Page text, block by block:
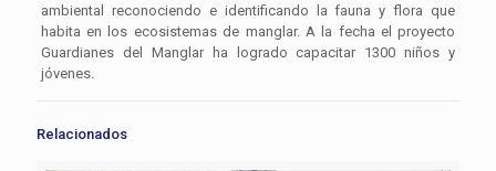
ambiental reconociendo e identificando la fauna y flora que
habita en los ecosistemas de manglar. A la fecha el proyecto
Guardianes del Manglar ha logrado capacitar 1300 niños y
jóvenes.
Relacionados